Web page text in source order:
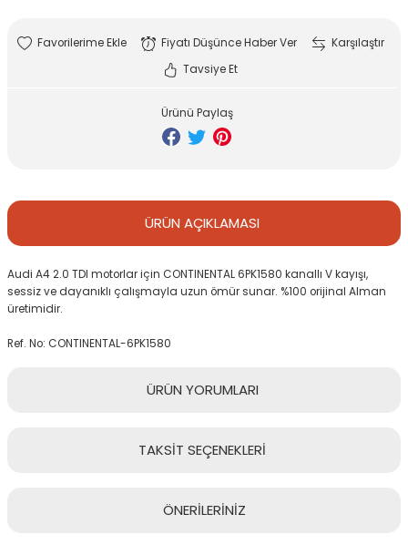
Fiyatı Düşünce Haber Ver
Karşılaştır
Tavsiye Et
Ürünü Paylaş
ÜRÜN AÇIKLAMASI
Audi A4 2.0 TDI motorlar için CONTINENTAL 6PK1580 kanallı V kayışı,
sessiz ve dayanıklı çalışmayla uzun ömür sunar. %100 orijinal Alman
üretimidir.
Ref. No: CONTINENTAL-6PK1580
ÜRÜN YORUMLARI
TAKSİT SEÇENEKLERİ
ÖNERİLERİNİZ